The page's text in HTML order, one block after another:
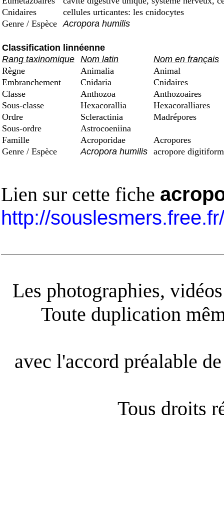
Cnidaires
cellules urticantes: les cnidocytes
Genre / Espèce Acropora humilis
Classification linnéenne
Rang taxinomique Nom latin
Nom en français
Règne
Animalia
Animal
Embranchement
Cnidaria
Cnidaires
Classe
Anthozoa
Anthozoaires
Sous-classe
Hexacorallia
Hexacoralliares
Ordre
Scleractinia
Madrépores
Sous-ordre
Astrocoeniina
Famille
Acroporidae
Acropores
Genre / Espèce
Acropora humilis acropore
Lien sur cette fiche
http://
Les photographies,
Toute duplication
avec l'accord préalable
Tous droits